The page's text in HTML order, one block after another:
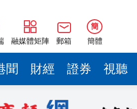
融媒體矩陣 郵箱
簡
簡體
聞 財經 證券 視聽